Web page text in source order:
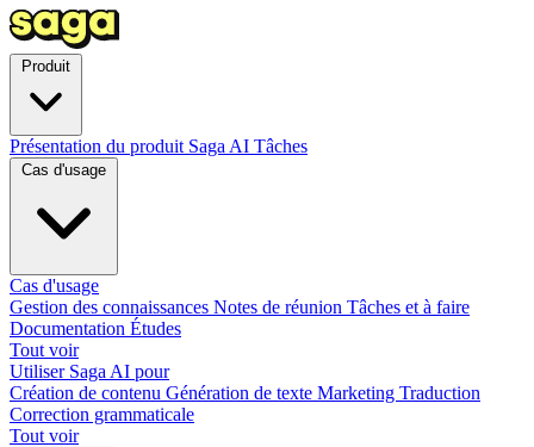
Présentation du produit Saga AI Tâches
Cas d'usage
Gestion des connaissances Notes de réunion Tâches et à faire
Documentation Études
Tout voir
Utiliser Saga AI pour
Création de contenu Génération de texte Marketing Traduction
Correction grammaticale
Tout voir